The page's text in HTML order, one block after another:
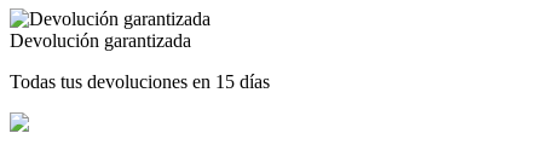
Devolución garantizada
Todas tus devoluciones en 15 días